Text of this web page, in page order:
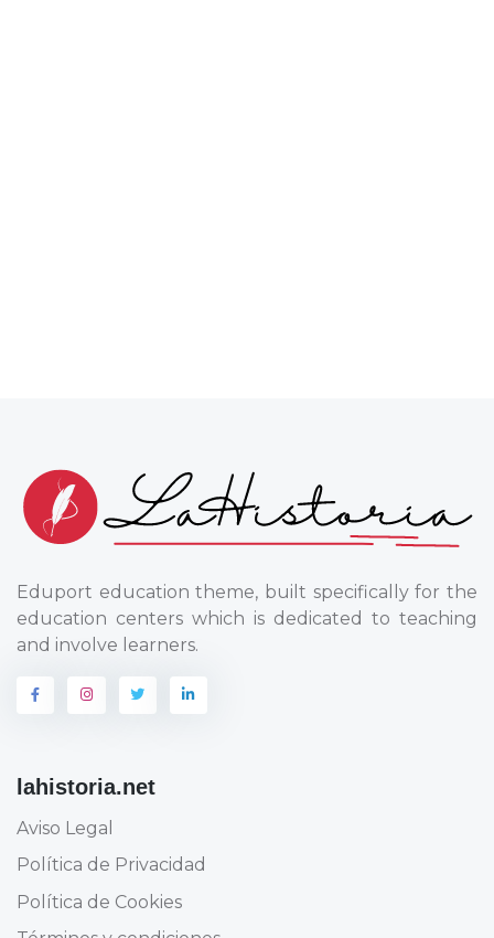
Eduport education theme, built specifically for the
education centers which is dedicated to teaching
and involve learners.
lahistoria.net
Aviso Legal
Política de Privacidad
Política de Cookies